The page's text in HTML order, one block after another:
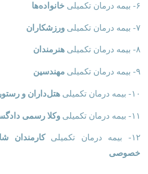
۶- بیمه درمان تکمیلی خانواده‌ها
۷- بیمه درمان تکمیلی ورزشکاران
۸- بیمه درمان تکمیلی هنرمندان
۹- بیمه درمان تکمیلی مهندسین
۱۰- بیمه درمان تکمیلی هتل‌داران و
۱۱- بیمه درمان تکمیلی وکلا رسمی
۱۲- بیمه درمان تکمیلی
کارمندان
خصوصی